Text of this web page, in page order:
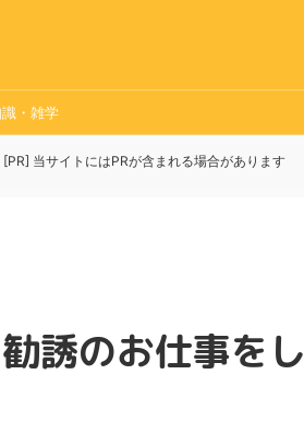
・雑学
[PR] 当サイトにはPRが含まれる場合があります
誘のお仕事をし